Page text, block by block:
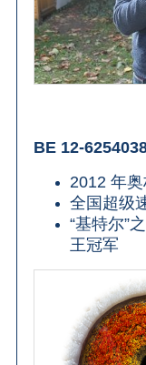
BE 12-
2012 年
全国超级
“基特尔”
王冠军